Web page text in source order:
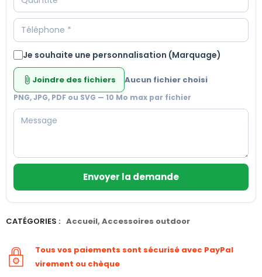
Je souhaite une personnalisation (Marquage)
attach_file Joindre des fichiers Aucun fichier choisi
PNG, JPG, PDF ou SVG — 10 Mo max par fichier
Envoyer la demande
CATÉGORIES : Accueil, Accessoires outdoor
Tous vos paiements sont sécurisé avec PayPal
virement ou chèque